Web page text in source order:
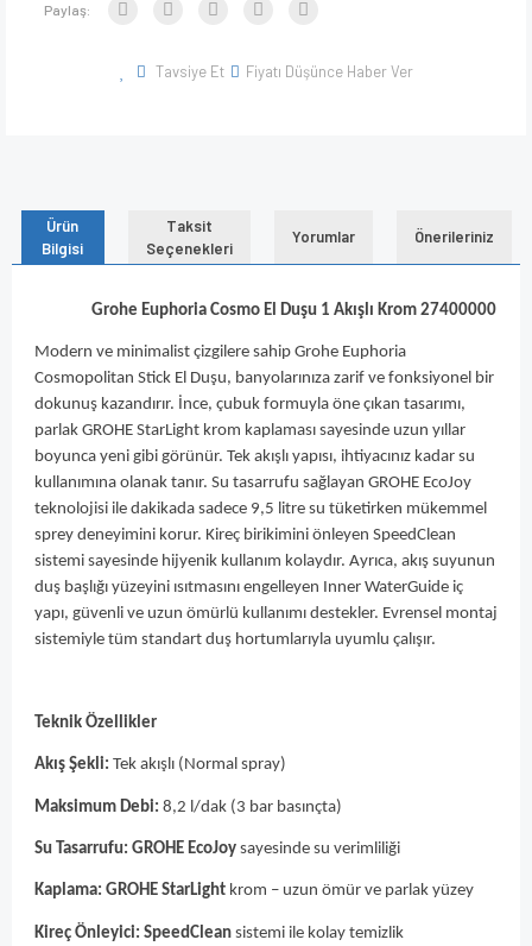
Paylaş:
Tavsiye Et Fiyatı Düşünce Haber Ver
Ürün
Bilgisi
Taksit
Seçenekleri
Yorumlar Önerileriniz
Grohe Euphoria Cosmo El Duşu 1 Akışlı Krom 27400000
Modern ve minimalist çizgilere sahip Grohe Euphoria
Cosmopolitan Stick El Duşu, banyolarınıza zarif ve fonksiyonel bir
dokunuş kazandırır. İnce, çubuk formuyla öne çıkan tasarımı,
parlak GROHE StarLight krom kaplaması sayesinde uzun yıllar
boyunca yeni gibi görünür. Tek akışlı yapısı, ihtiyacınız kadar su
kullanımına olanak tanır. Su tasarrufu sağlayan GROHE EcoJoy
teknolojisi ile dakikada sadece 9,5 litre su tüketirken mükemmel
sprey deneyimini korur. Kireç birikimini önleyen SpeedClean
sistemi sayesinde hijyenik kullanım kolaydır. Ayrıca, akış suyunun
duş başlığı yüzeyini ısıtmasını engelleyen Inner WaterGuide iç
yapı, güvenli ve uzun ömürlü kullanımı destekler. Evrensel montaj
sistemiyle tüm standart duş hortumlarıyla uyumlu çalışır.
Teknik Özellikler
Akış Şekli: Tek akışlı (Normal spray)
Maksimum Debi: 8,2 l/dak (3 bar basınçta)
Su Tasarrufu: GROHE EcoJoy sayesinde su verimliliği
Kaplama: GROHE StarLight krom – uzun ömür ve parlak yüzey
Kireç Önleyici: SpeedClean sistemi ile kolay temizlik